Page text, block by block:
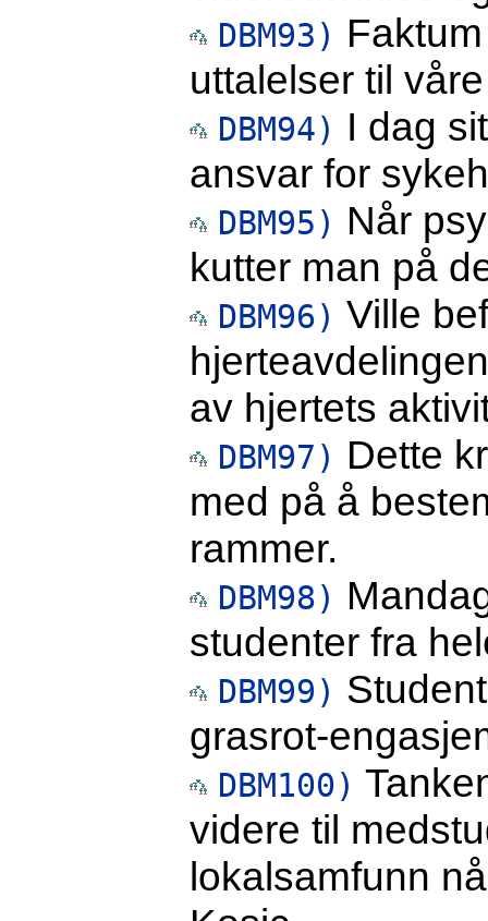
DBM93)
uttalelser til
DBM94) I dag
ansvar for
DBM95) Når
kutter man på
DBM96) Ville
av hjertets
DBM97) Dette
med på å
rammer.
DBM98)
studenter fra
DBM99)
grasrot-
DBM100)
videre til
lokalsamfunn